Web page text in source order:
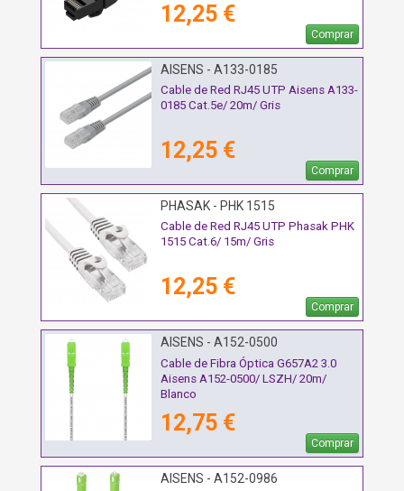
12,25 €
Comprar
AISENS - A133-0185
Cable de Red RJ45 UTP Aisens A133-
0185 Cat.5e/ 20m/ Gris
12,25 €
Comprar
PHASAK - PHK 1515
Cable de Red RJ45 UTP Phasak PHK
1515 Cat.6/ 15m/ Gris
12,25 €
Comprar
AISENS - A152-0500
Cable de Fibra Óptica G657A2 3.0
Aisens A152-0500/ LSZH/ 20m/
Blanco
12,75 €
Comprar
AISENS - A152-0986